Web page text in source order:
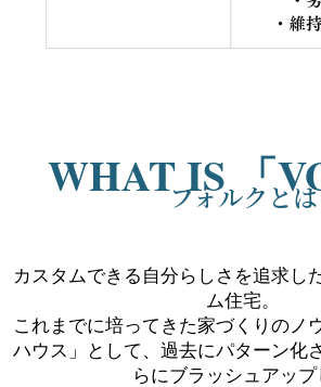
WHAT IS 「
フォルクとは
カスタムできる自分らしさを追求し
ム住宅。
これまでに培ってきた家づくりのノ
ハウス」として、過去にパターン化
らにブラッシュアップ